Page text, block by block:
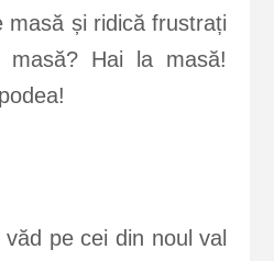
masă și ridică frustrați
Hai la masă!
pe cei din noul val